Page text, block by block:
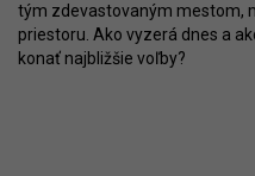
tým zdevastovaným mestom,
priestoru. Ako vyzerá dnes a
konať najbližšie voľby?